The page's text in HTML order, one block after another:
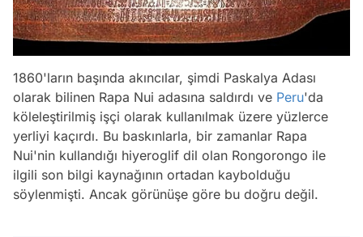
1860'ların başında akıncılar, şimdi Paskalya Adası
olarak bilinen Rapa Nui adasına saldırdı ve Peru'da
köleleştirilmiş işçi olarak kullanılmak üzere yüzlerce
yerliyi kaçırdı. Bu baskınlarla, bir zamanlar Rapa
Nui'nin kullandığı hiyeroglif dil olan Rongorongo ile
ilgili son bilgi kaynağının ortadan kaybolduğu
söylenmişti. Ancak görünüşe göre bu doğru değil.